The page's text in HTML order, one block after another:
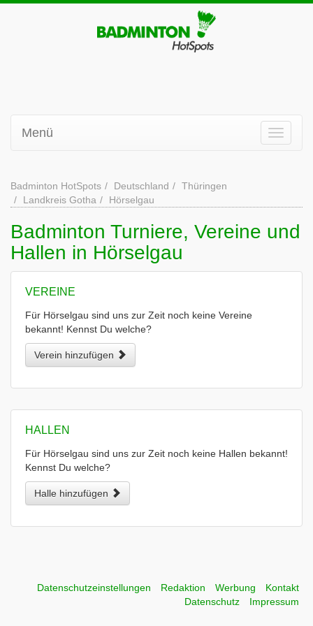
Menü
Badminton HotSpots Deutschland
Thüringen
Landkreis Gotha
Hörselgau
Badminton Turniere, Vereine und
Hallen in Hörselgau
VEREINE
Für Hörselgau sind uns zur Zeit noch keine Vereine
bekannt! Kennst Du welche?
Verein hinzufügen
HALLEN
Für Hörselgau sind uns zur Zeit noch keine Hallen bekannt!
Kennst Du welche?
Halle hinzufügen
Datenschutzeinstellungen Redaktion Werbung
Kontakt
Datenschutz
Impressum